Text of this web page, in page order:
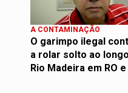
A CONTAMINAÇÃO
O garimpo ilegal
a rolar solto ao
Rio Madeira em RO e